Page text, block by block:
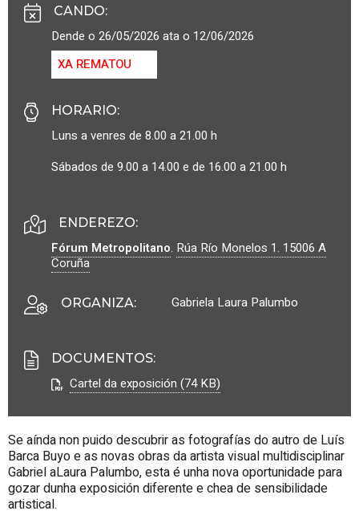
CANDO:
Dende o 26/05/2026 ata o 12/06/2026
XA REMATOU
HORARIO:
Luns a venres de 8.00 a 21.00 h
Sábados de 9.00 a 14.00 e de 16.00 a 21.00 h
ENDEREZO:
Fórum Metropolitano. Rúa Río Monelos 1. 15006 A
Coruña
ORGANIZA: Gabriela Laura Palumbo
DOCUMENTOS:
Cartel da exposición (74 KB)
Se aínda non puido descubrir as fotografías do autro de Luís
Barca Buyo e as novas obras da artista visual multidisciplinar
Gabriel aLaura Palumbo, esta é unha nova oportunidade para
gozar dunha exposición diferente e chea de sensibilidade
artistical.